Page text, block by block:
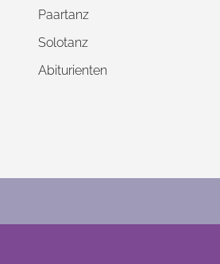
Paartanz
Solotanz
Abiturienten